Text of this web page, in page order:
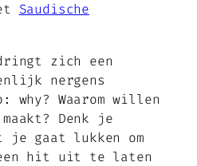
Saudische
zich een
nergens
why? Waarom willen
Denk je
gaat lukken om
hit uit te laten